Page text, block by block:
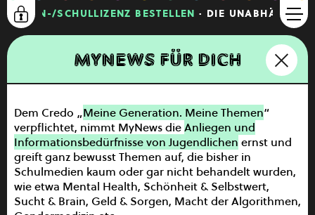
Menü
Home
About
Klassen-/Schullizenz bestellen
MyNews für dich
SCHULLIZENZ BESTELLEN· DIE UNABHÄNGIGE
MyNews für dich
Dem Credo „Meine Generation. Meine Themen“
verpflichtet, nimmt MyNews dieAnliegen und
Informationsbedürfnisse von Jugendlichen ernst und
greift ganz bewusst Themen auf, die bisher in
Schulmedien kaum oder gar nicht behandelt wurden,
wie etwa Mental Health, Schönheit & Selbstwert,
Sucht & Brain, Geld & Sorgen, Macht der Algorithmen,